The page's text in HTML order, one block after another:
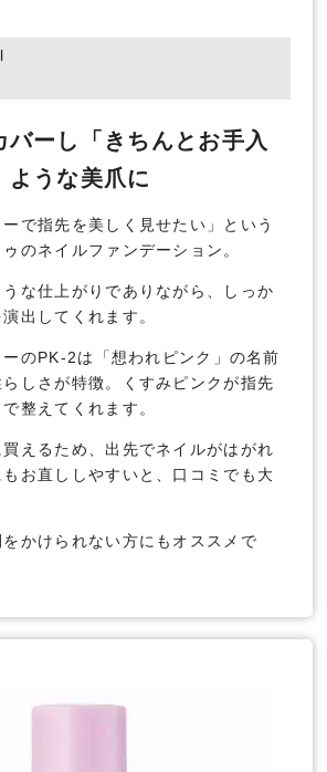
バーし「きちんとお手入
ような美爪に
ーで指先を美しく見せたい」という
のネイルファンデーション。
な仕上がりでありながら、しっか
出してくれます。
のPK-2は「想われピンク」の名前
しさが特徴。くすみピンクが指先
整えてくれます。
えるため、出先でネイルがはがれ
お直ししやすいと、口コミでも大
かけられない方にもオススメで